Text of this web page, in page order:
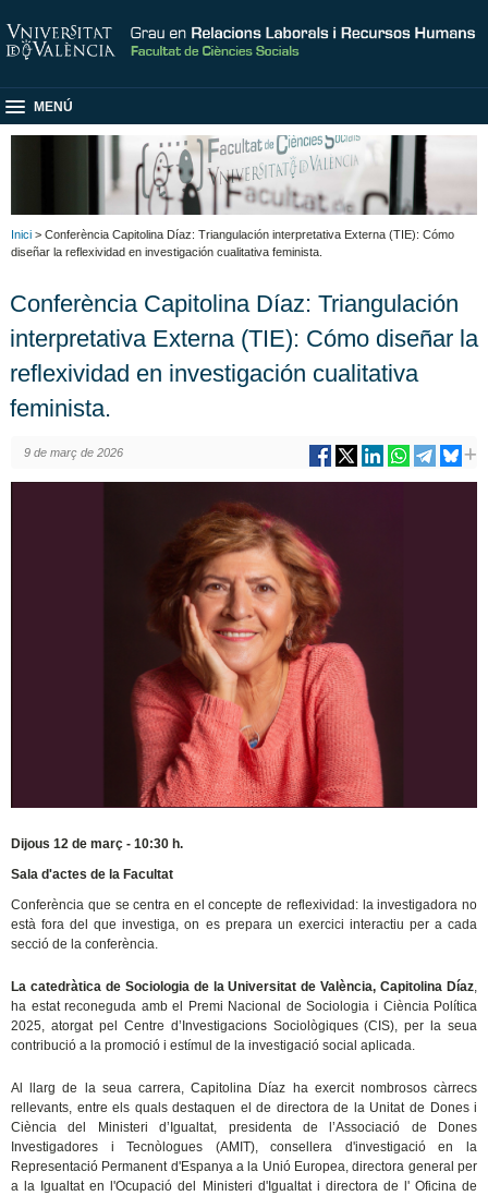
MENÚ
Inici > Conferència Capitolina Díaz: Triangulación interpretativa Externa (TIE): Cómo
diseñar la reflexividad en investigación cualitativa feminista.
Conferència Capitolina Díaz: Triangulación
interpretativa Externa (TIE): Cómo diseñar la
reflexividad en investigación cualitativa
feminista.
9 de març de 2026
Dijous 12 de març - 10:30 h.
Sala d'actes de la Facultat
Conferència que se centra en el concepte de reflexividad: la investigadora no
està fora del que investiga, on es prepara un exercici interactiu per a cada
secció de la conferència.
La catedràtica de Sociologia de la Universitat de València, Capitolina Díaz,
ha estat reconeguda amb el Premi Nacional de Sociologia i Ciència Política
2025, atorgat pel Centre d’Investigacions Sociològiques (CIS), per la seua
contribució a la promoció i estímul de la investigació social aplicada.
Al llarg de la seua carrera, Capitolina Díaz ha exercit nombrosos càrrecs
rellevants, entre els quals destaquen el de directora de la Unitat de Dones i
Ciència del Ministeri d’Igualtat, presidenta de l’Associació de Dones
Investigadores i Tecnòlogues (AMIT), consellera d'investigació en la
Representació Permanent d'Espanya a la Unió Europea, directora general per
a la Igualtat en l'Ocupació del Ministeri d'Igualtat i directora de l' Oficina de